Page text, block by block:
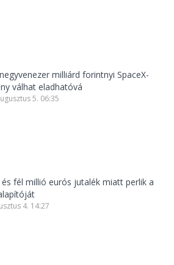
milliárd forintnyi SpaceX-
válhat eladhatóvá
5. 06:35
fél millió eurós jutalék miatt perlik a
4. 14:27